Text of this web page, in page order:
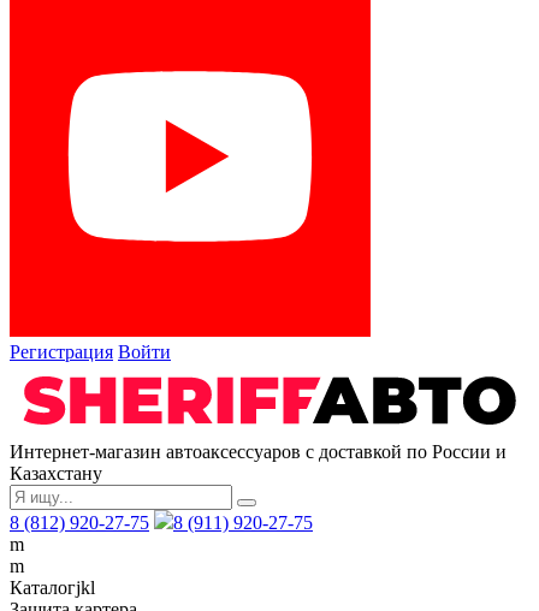
Регистрация Войти
Интернет-магазин автоаксессуаров с доставкой по России и
Казахстану
8 (812) 920-27-75
8 (911) 920-27-75
m
m
Каталогjkl